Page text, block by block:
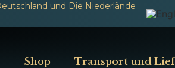
und Die Niederlände
Shop Transport und